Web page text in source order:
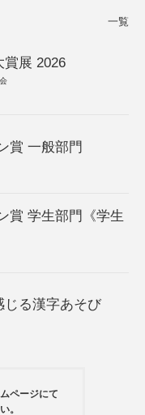
一覧
賞展 2026
賞 一般部門
賞 学生部門《学生
じる漢字あそび
ページにて
。